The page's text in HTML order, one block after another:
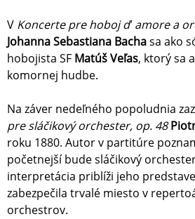
V Koncerte pre hoboj d′ amore a
Johanna Sebastiana Bachasa ako
hobojista SF Matúš Veľas, ktorý sa
komornej hudbe.
Na záver nedeľného popoludnia
pre sláčikový orchester, op. 48
roku 1880. Autor v partitúre
početnejší bude sláčikový
interpretácia priblíži jeho
zabezpečila trvalé miesto v
orchestrov.